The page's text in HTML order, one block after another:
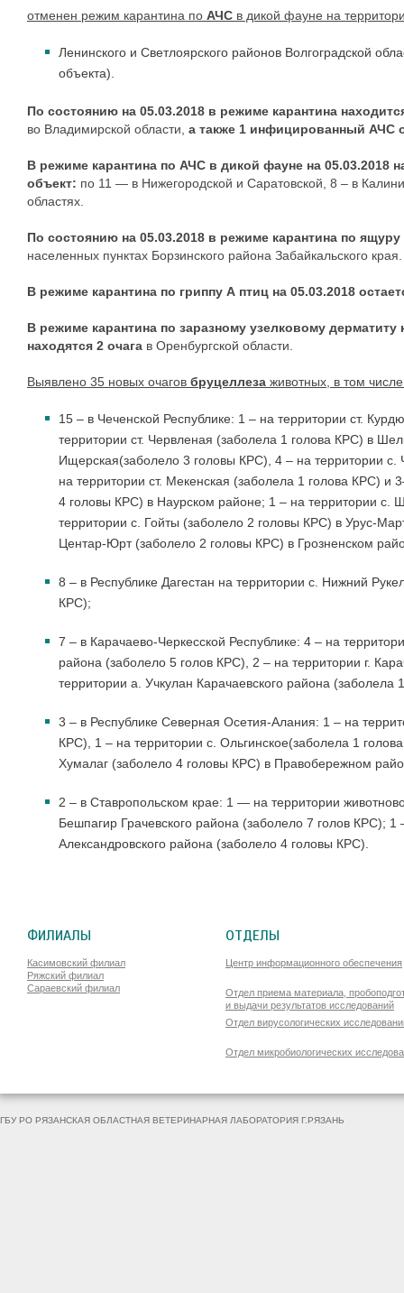
отменен режим карантина по АЧС в дикой фауне на
Ленинского и Светлоярского районов Волгоградской
объекта).
По состоянию на 05.03.2018 в режиме карантина
во Владимирской области, а также 1 инфицированный АЧС
В режиме карантина по АЧС в дикой фауне на 05.03.2018
объект: по 11 — в Нижегородской и Саратовской, 8 – в
областях.
По состоянию на 05.03.2018 в режиме карантина по
населенных пунктах Борзинского района Забайкальского края.
В режиме карантина по гриппу А птиц на 05.03.2018
В режиме карантина по заразному узелковому дерматиту
находятся 2 очага в Оренбургской области.
Выявлено 35 новых очагов бруцеллеза животных, в том
15 – в Чеченской Республике: 1 – на территории ст.
территории ст. Червленая (заболела 1 голова КРС) в
Ищерская(заболело 3 головы КРС), 4 – на территории с.
на территории ст. Мекенская (заболела 1 голова КРС) и 3
4 головы КРС) в Наурском районе; 1 – на территории с.
территории с. Гойты (заболело 2 головы КРС) в Урус-
Центар-Юрт(заболело 2 головы КРС) в Грозненском
8 – в Республике Дагестан на территории с. Нижний
КРС);
7 – в Карачаево-Черкесской Республике: 4 – на
района (заболело 5 голов КРС), 2 – на территории г.
территории а. Учкулан Карачаевского района (заболела
3 – в Республике Северная Осетия-Алания: 1 – на
КРС), 1 – на территории с. Ольгинское(заболела 1
Хумалаг (заболело 4 головы КРС) в Правобережном
2 – в Ставропольском крае: 1 — на территории
Бешпагир Грачевского района (заболело 7 голов КРС); 1
Александровского района (заболело 4 головы КРС).
ФИЛИАЛЫ
Касимовский филиал
Ряжский филиал
Сараевский филиал
ОТДЕЛЫ
Центр информационного обеспечения
Отдел приема материала,
и выдачи результатов исследований
Отдел вирусологических
Отдел микробиологических
ГБУ РО РЯЗАНСКАЯ ОБЛАСТНАЯ ВЕТЕРИНАРНАЯ ЛАБОРАТОРИЯ Г.РЯЗАНЬ